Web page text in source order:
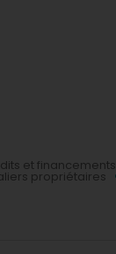
et financements
propriétaires